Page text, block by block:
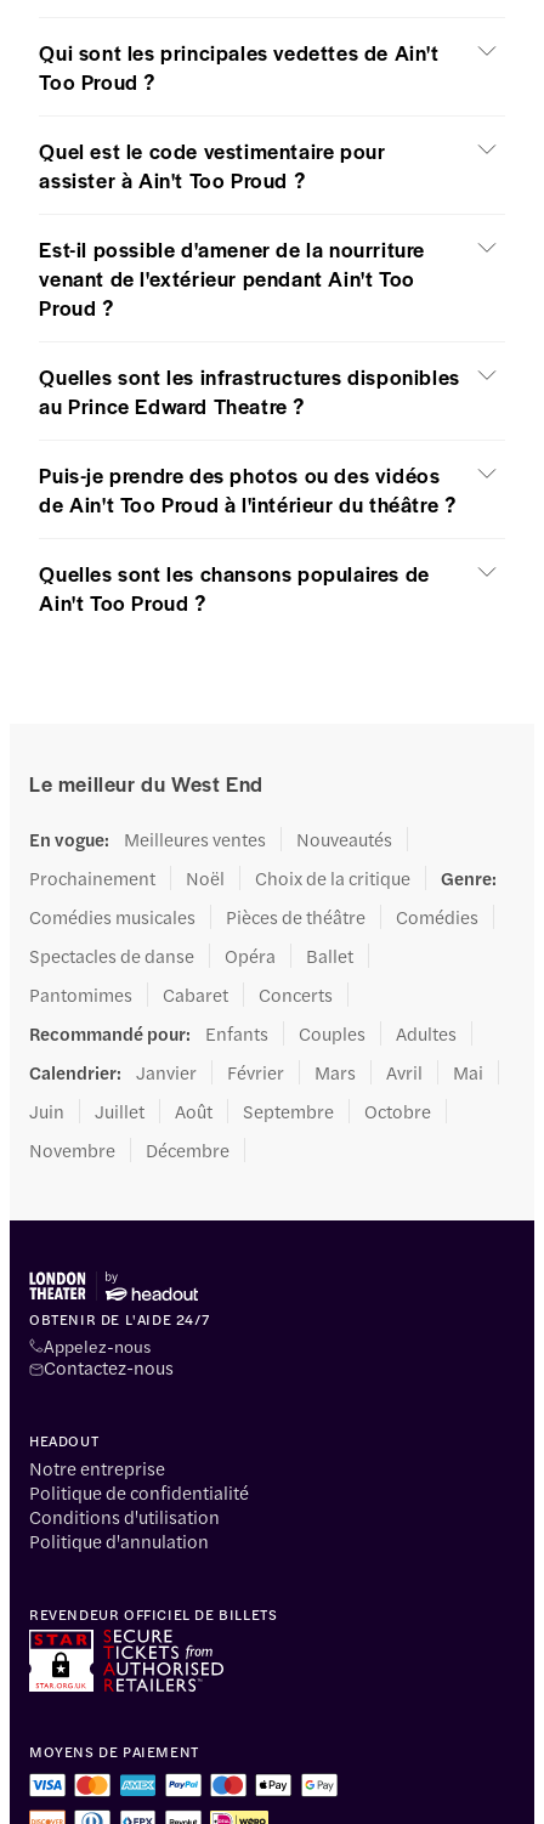
Qui sont les principales vedettes de Ain't
Too Proud ?
Quel est le code vestimentaire pour
assister à Ain't Too Proud ?
Est-il possible d'amener de la nourriture
venant de l'extérieur pendant Ain't Too
Proud ?
Quelles sont les infrastructures disponibles
au Prince Edward Theatre ?
Puis-je prendre des photos ou des vidéos
de Ain't Too Proud à l'intérieur du théâtre ?
Quelles sont les chansons populaires de
Ain't Too Proud ?
Le meilleur du West End
En vogue: Meilleures ventes
Nouveautés
Prochainement
Noël Choix de la critique Genre:
Comédies musicales
Pièces de théâtre
Comédies
Spectacles de danse
Opéra
Ballet
Pantomimes
Cabaret
Concerts
Recommandé pour: Enfants Couples
Adultes
Calendrier: Janvier Février Mars Avril
Mai
Juin
Juillet Août Septembre
Octobre
Novembre
Décembre
OBTENIR DE L'AIDE 24/7
Appelez-nous
Contactez-nous
HEADOUT
Notre entreprise
Politique de confidentialité
Conditions d'utilisation
Politique d'annulation
MOYENS DE PAIEMENT
REVENDEUR OFFICIEL DE BILLETS